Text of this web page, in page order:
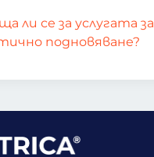
ли се за услугата за
подновяване?